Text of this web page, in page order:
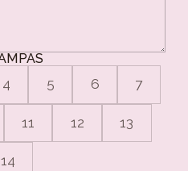
4 5 6 7
11 12 13
14